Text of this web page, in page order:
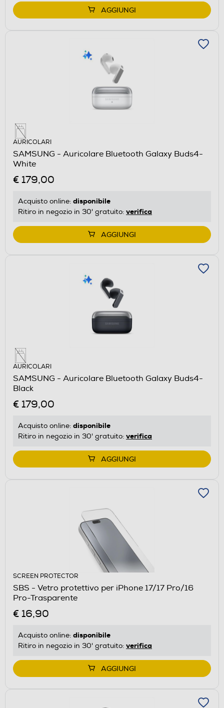
AGGIUNGI
AURICOLARI
SAMSUNG - Auricolare Bluetooth Galaxy Buds4-
White
€ 179,00
Acquisto online: disponibile
Ritiro in negozio in 30' gratuito: verifica
AGGIUNGI
AURICOLARI
SAMSUNG - Auricolare Bluetooth Galaxy Buds4-
Black
€ 179,00
Acquisto online: disponibile
Ritiro in negozio in 30' gratuito: verifica
AGGIUNGI
SCREEN PROTECTOR
SBS - Vetro protettivo per iPhone 17/17 Pro/16
Pro-Trasparente
€ 16,90
Acquisto online: disponibile
Ritiro in negozio in 30' gratuito: verifica
AGGIUNGI